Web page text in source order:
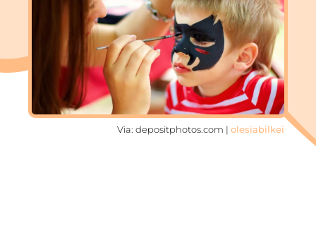
Via: depositphotos.com | olesiabilkei